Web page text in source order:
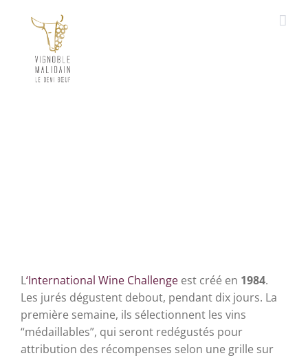
L‘International Wine Challenge est créé en 1984.
Les jurés dégustent debout, pendant dix jours. La
première semaine, ils sélectionnent les vins
“médaillables”, qui seront redégustés pour
attribution des récompenses selon une grille sur